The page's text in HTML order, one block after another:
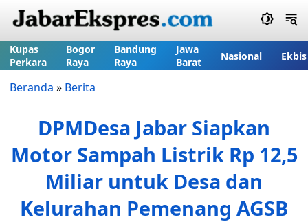
Kupas
Perkara
Bogor
Raya
Bandung
Raya
Jawa
Barat
Nasional Ekbis
Beranda » Berita
DPMDesa Jabar Siapkan
Motor Sampah Listrik Rp 12,5
Miliar untuk Desa dan
Kelurahan Pemenang AGSB